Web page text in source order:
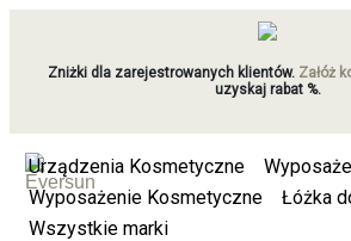
Zniżki dla zarejestrowanych klientów. Załóż
uzyskaj rabat %.
Urządzenia Kosmetyczne
Wyposażenie Kosmetyczne
Łóżka
Wszystkie marki